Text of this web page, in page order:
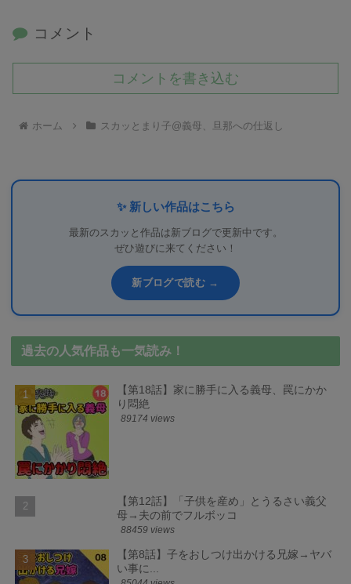
コメント
コメントを書き込む
ホーム スカッとまり子@義母、旦那への仕返し
✨ 新しい作品はこちら
最新のスカッと作品は新ブログで更新中です。
ぜひ遊びに来てください！
新ブログで読む →
過去の人気作品も一気読み！
【第18話】家に勝手に入る義母、罠にかか
り悶絶
89174 views
【第12話】「子供を産め」とうるさい義父
母→夫の前でフルボッコ
88459 views
【第8話】子をおしつけ出かける兄嫁→ヤバ
い事に...